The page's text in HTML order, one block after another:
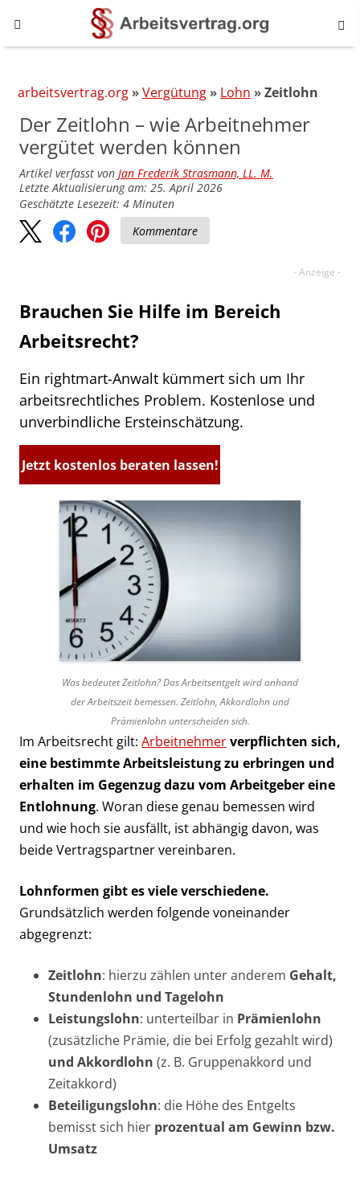
arbeitsvertrag.org Vergütung Lohn Zeitlohn
Der Zeitlohn – wie Arbeitnehmer
vergütet werden können
Artikel verfasst von Jan Frederik Strasmann, LL. M.
Letzte Aktualisierung am: 25. April 2026
Geschätzte Lesezeit: 4 Minuten
Kommentare
Brauchen Sie Hilfe im Bereich
Arbeitsrecht?
Ein rightmart-Anwalt kümmert sich um Ihr
arbeitsrechtliches Problem. Kostenlose und
unverbindliche Ersteinschätzung.
Jetzt kostenlos beraten lassen!
Was bedeutet Zeitlohn? Das Arbeitsentgelt wird anhand
der Arbeitszeit bemessen. Zeitlohn, Akkordlohn und
Prämienlohn unterscheiden sich.
Im Arbeitsrecht gilt: Arbeitnehmerverpflichten sich,
eine bestimmte Arbeitsleistung zu erbringen und
erhalten im Gegenzug dazu vom Arbeitgeber eine
Entlohnung. Woran diese genau bemessen wird
und wie hoch sie ausfällt, ist abhängig davon, was
beide Vertragspartner vereinbaren.
Lohnformen gibt es viele verschiedene.
Grundsätzlich werden folgende voneinander
abgegrenzt:
Zeitlohn: hierzu zählen unter anderem Gehalt,
Stundenlohn und Tagelohn
Leistungslohn: unterteilbar in Prämienlohn
(zusätzliche Prämie, die bei Erfolg gezahlt wird)
und Akkordlohn (z. B. Gruppenakkord und
Zeitakkord)
Beteiligungslohn: die Höhe des Entgelts
bemisst sich hier prozentual am Gewinn bzw.
Umsatz